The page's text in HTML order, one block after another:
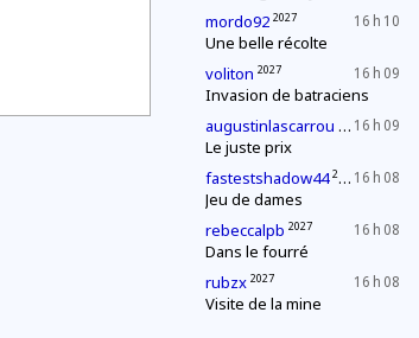
16 h 10
mordo92 2027
Une belle récolte
16 h 09
voliton 2027
Invasion de batraciens
16 h 09
augustinlascarrou 2027
Le juste prix
16 h 08
fastestshadow44 2027
Jeu de dames
16 h 08
rebeccalpb 2027
Dans le fourré
16 h 08
rubzx 2027
Visite de la mine